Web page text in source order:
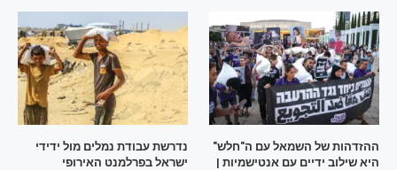
ההזדהות של השמאל עם ה"חלש"
היא שילוב ידיים עם אנטישמיות |
נדרשת עבודת נמלים מול ידידי
ישראל בפרלמנט האירופי